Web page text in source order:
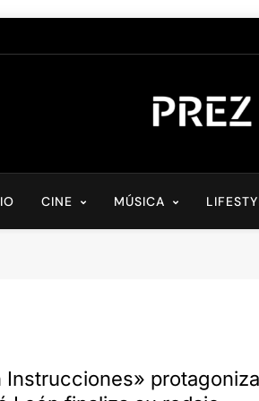
PREZ
CINE MÚSICA
Instrucciones»